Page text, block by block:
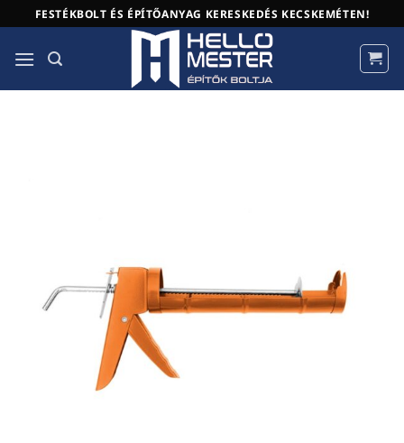
to
content
FESTÉKBOLT ÉS ÉPÍTŐANYAG KERESKEDÉS KECSKEMÉTEN!